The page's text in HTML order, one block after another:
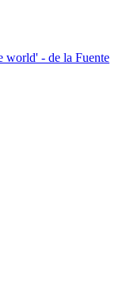
world' - de la Fuente